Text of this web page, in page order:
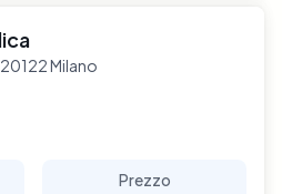
Milano
Prezzo